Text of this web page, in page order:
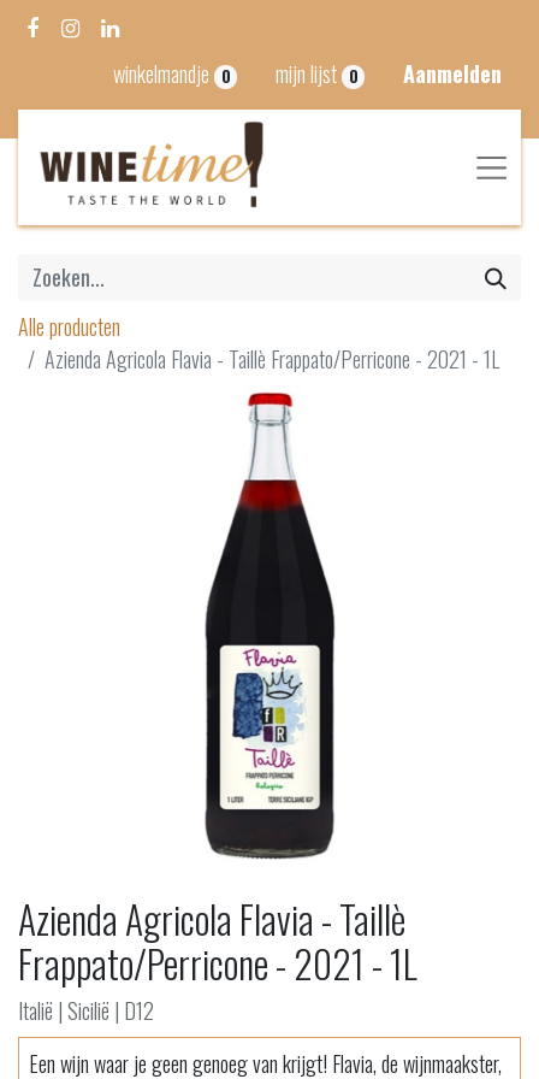
winkelmandje 0 mijn lijst 0 Aanmelden
Alle producten
Azienda Agricola Flavia - Taillè Frappato/Perricone - 2021 - 1L
Azienda Agricola Flavia - Taillè
Frappato/Perricone - 2021 - 1L
Italië | Sicilië | D12
Een wijn waar je geen genoeg van krijgt! Flavia, de wijnmaakster,